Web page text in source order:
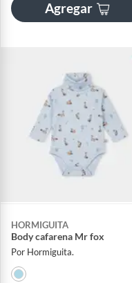
Agregar
HORMIGUITA
Body cafarena Mr fox
Por Hormiguita.